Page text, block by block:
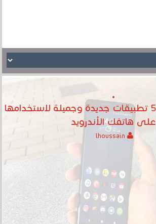
أسبوع جديد مع 5 تطبيقات جديدة وجميلة لاستخدامها
على هاتفك الأندرويد